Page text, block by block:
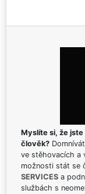
Myslíte si, že
člověk?
ve stěhovacích a
možnosti stát se
SERVICES a
službách s